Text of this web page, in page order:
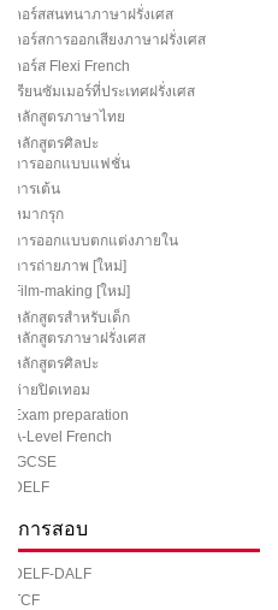
คอร์สสนทนาภาษาฝรั่งเศส
คอร์สการออกเสียงภาษาฝรั่งเศส
คอร์ส Flexi French
เรียนซัมเมอร์ที่ประเทศฝรั่งเศส
หลักสูตรภาษาไทย
หลักสูตรศิลปะ
การออกแบบแฟชั่น
การเต้น
หมากรุก
การออกแบบตกแต่งภายใน
การถ่ายภาพ [ใหม่]
Film-making [ใหม่]
หลักสูตรสำหรับเด็ก
หลักสูตรภาษาฝรั่งเศส
หลักสูตรศิลปะ
ค่ายปิดเทอม
Exam preparation
A-Level French
IGCSE
DELF
การสอบ
DELF-DALF
TCF